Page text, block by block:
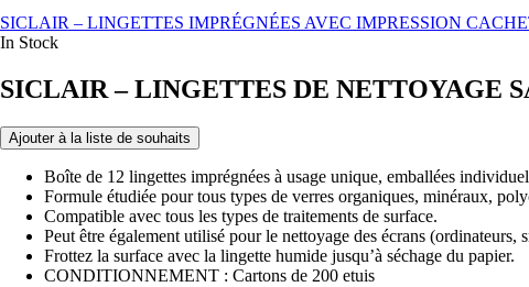
SICLAIR – LINGETTES IMPRÉGNÉES AVEC IMPRESSION
In Stock
SICLAIR – LINGETTES DE NETTOYAGE
Ajouter à la liste de souhaits
Boîte de 12 lingettes imprégnées à usage unique, emballées
Formule étudiée pour tous types de verres organiques, minéraux,
Compatible avec tous les types de traitements de surface.
Peut être également utilisé pour le nettoyage des écrans (ordinateurs,
Frottez la surface avec la lingette humide jusqu’à séchage du papier.
CONDITIONNEMENT : Cartons de 200 etuis